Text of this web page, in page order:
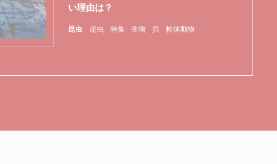
昆虫 昆虫 特集 生物 貝 軟体動物
い理由は？